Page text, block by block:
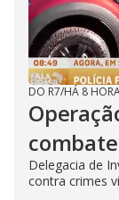
DO R7/HÁ 8
Delegacia de
contra crimes